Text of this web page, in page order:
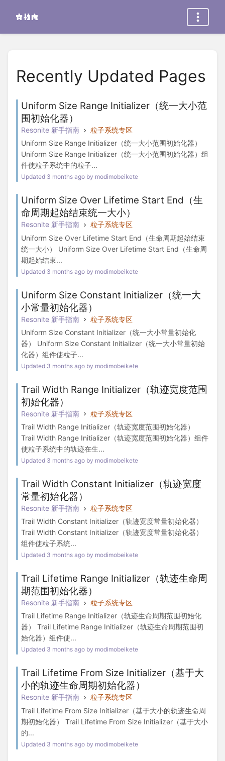
Recently Updated Pages
Uniform Size Range Initializer（统一大小范
围初始化器）
Resonite 新手指南
粒子系统专区
Uniform Size Range Initializer（统一大小范围初始化器）
Uniform Size Range Initializer（统一大小范围初始化器）组
件使粒子系统中的粒子...
Updated 3 months ago by modimobeikete
Uniform Size Over Lifetime Start End（生
命周期起始结束统一大小）
Resonite 新手指南
粒子系统专区
Uniform Size Over Lifetime Start End（生命周期起始结束
统一大小） Uniform Size Over Lifetime Start End（生命周
期起始结束...
Updated 3 months ago by modimobeikete
Uniform Size Constant Initializer（统一大
小常量初始化器）
Resonite 新手指南
粒子系统专区
Uniform Size Constant Initializer（统一大小常量初始化
器） Uniform Size Constant Initializer（统一大小常量初始
化器）组件使粒子...
Updated 3 months ago by modimobeikete
Trail Width Range Initializer（轨迹宽度范围
初始化器）
Resonite 新手指南
粒子系统专区
Trail Width Range Initializer（轨迹宽度范围初始化器）
Trail Width Range Initializer（轨迹宽度范围初始化器）组件
使粒子系统中的轨迹在生...
Updated 3 months ago by modimobeikete
Trail Width Constant Initializer（轨迹宽度
常量初始化器）
Resonite 新手指南
粒子系统专区
Trail Width Constant Initializer（轨迹宽度常量初始化器）
Trail Width Constant Initializer（轨迹宽度常量初始化器）
组件使粒子系统...
Updated 3 months ago by modimobeikete
Trail Lifetime Range Initializer（轨迹生命周
期范围初始化器）
Resonite 新手指南
粒子系统专区
Trail Lifetime Range Initializer（轨迹生命周期范围初始化
器） Trail Lifetime Range Initializer（轨迹生命周期范围初
始化器）组件使...
Updated 3 months ago by modimobeikete
Trail Lifetime From Size Initializer（基于大
小的轨迹生命周期初始化器）
Resonite 新手指南
粒子系统专区
Trail Lifetime From Size Initializer（基于大小的轨迹生命周
期初始化器） Trail Lifetime From Size Initializer（基于大小
的...
Updated 3 months ago by modimobeikete